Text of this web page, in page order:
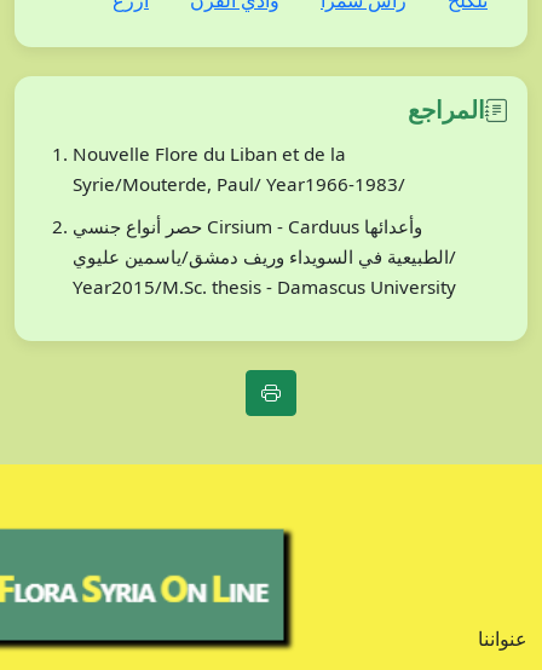
المراجع
Nouvelle Flore du Liban et de la
Syrie/Mouterde, Paul/ Year1966-1983/
حصر أنواع جنسي Cirsium - Carduus وأعدائها
الطبيعية في السويداء وريف دمشق/ياسمين عليوي/
Year2015/M.Sc. thesis - Damascus University
عنواننا